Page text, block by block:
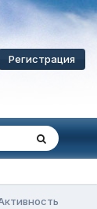
Регистрация